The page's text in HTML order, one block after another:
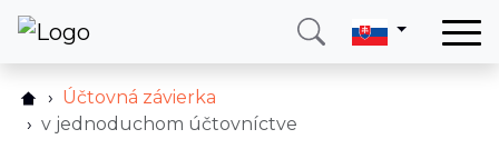
Služby
Účtovná závierka
v jednoduchom účtovníctve